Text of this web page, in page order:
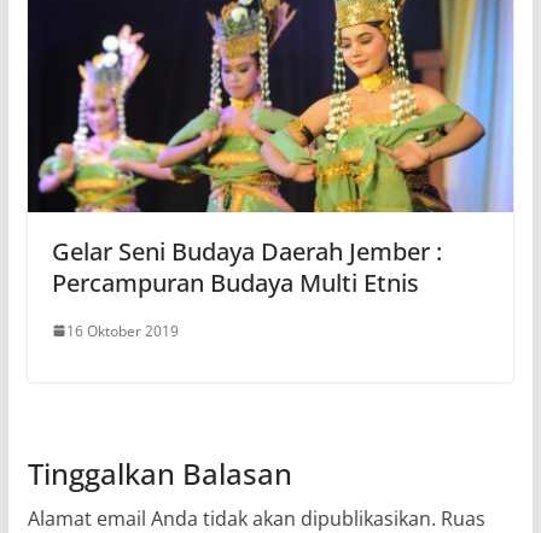
Gelar Seni Budaya Daerah Jember :
Percampuran Budaya Multi Etnis
16 Oktober 2019
Tinggalkan Balasan
Alamat email Anda tidak akan dipublikasikan. Ruas